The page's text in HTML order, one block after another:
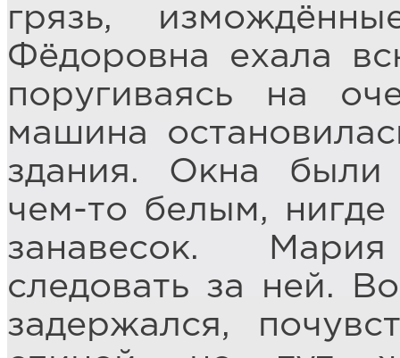
грязь,
Фёдоровна ехала
поругиваясь на
машина
здания. Окна были
чем-то белым,
занавесок.
следовать за ней.
задержался,